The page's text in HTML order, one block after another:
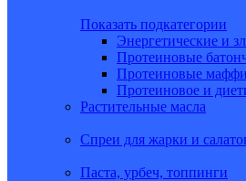
Показать подкатегории
Энергетические и
Протеиновые
Протеиновые
Протеиновое и
Растительные масла
Спреи для жарки и
Паста, урбеч, топпинги